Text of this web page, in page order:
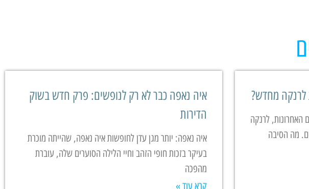
לרנקה מחדש?
האחרונות, לרנקה
מה הסיבה
איה נאפה כבר לא רק לנופשים: פרק חדש בשוק
הדירות
איה נאפה: יותר מגן עדן לחופשות איה נאפה, שהייתה מוכרת
בעיקר בזכות חופי הזהב וחיי הלילה הסוערים שלה, עוברת
מהפכה
קרא עוד »